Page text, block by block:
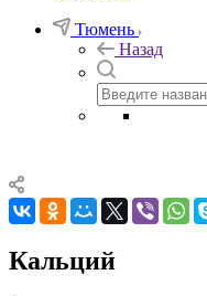
Тюмень
Назад
Кальций